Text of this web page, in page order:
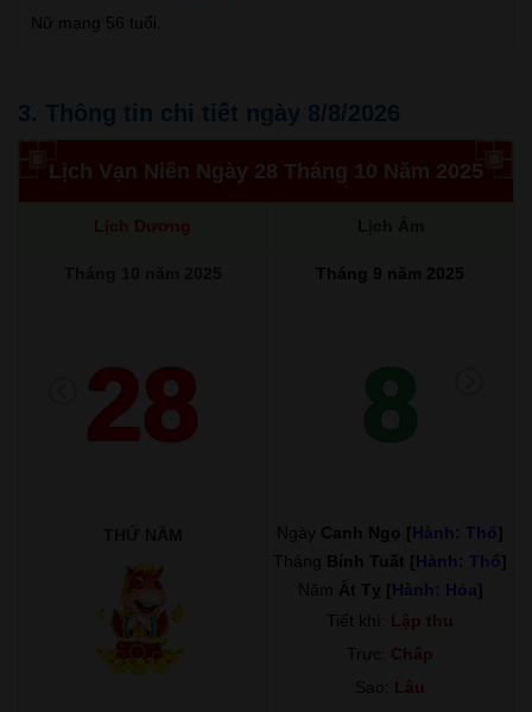
Nữ mạng 56 tuổi.
3. Thông tin chi tiết ngày 8/8/2026
Lịch Vạn Niên Ngày 28 Tháng 10 Năm 2025
Lịch Dương
Tháng 9 năm 2025
28 8
Ngày Canh Ngọ [Hành: Thổ]
Tháng Bính Tuất [Hành: Thổ]
Năm Ất Tỵ [Hành: Hỏa]
Tiết khí: Lập thu
Trực: Chấp
Sao: Lâu